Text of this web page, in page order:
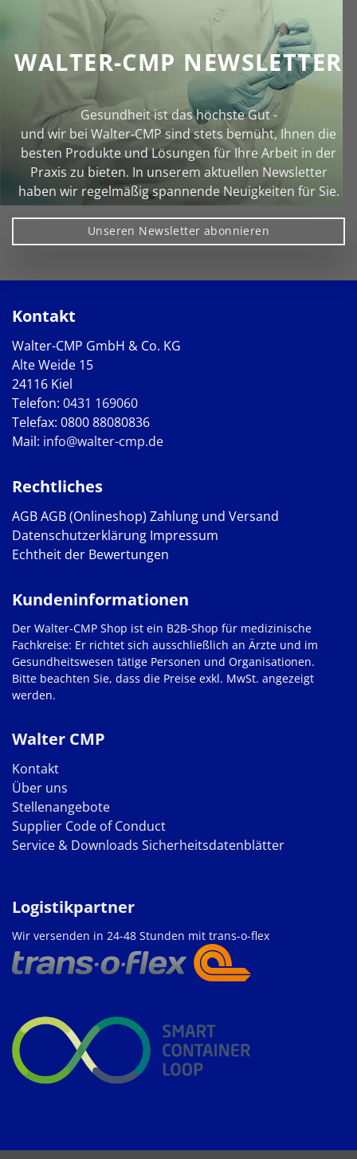
WALTER-CMP NEWSLETTER
Gesundheit ist das höchste Gut -
und wir bei Walter‑CMP sind stets bemüht, Ihnen die
besten Produkte und Lösungen für Ihre Arbeit in der
Praxis zu bieten. In unserem aktuellen Newsletter
haben wir regelmäßig spannende Neuigkeiten für Sie.
Unseren Newsletter abonnieren
Kontakt
Walter-CMP GmbH & Co. KG
Alte Weide 15
24116 Kiel
Telefon: 0431 169060
Telefax: 0800 88080836
Mail: info@walter-cmp.de
Rechtliches
AGBAGB (Onlineshop) Zahlung und Versand
Datenschutzerklärung Impressum
Echtheit der Bewertungen
Walter CMP
Kontakt
Über uns
Stellenangebote
Supplier Code of Conduct
Service & Downloads Sicherheitsdatenblätter
Kundeninformationen
Der Walter-CMP Shop ist ein B2B-Shop für medizinische
Fachkreise: Er richtet sich ausschließlich an Ärzte und im
Gesundheitswesen tätige Personen und Organisationen.
Bitte beachten Sie, dass die Preise exkl. MwSt. angezeigt
werden.
Logistikpartner
Wir versenden in 24-48 Stunden mit trans-o-flex